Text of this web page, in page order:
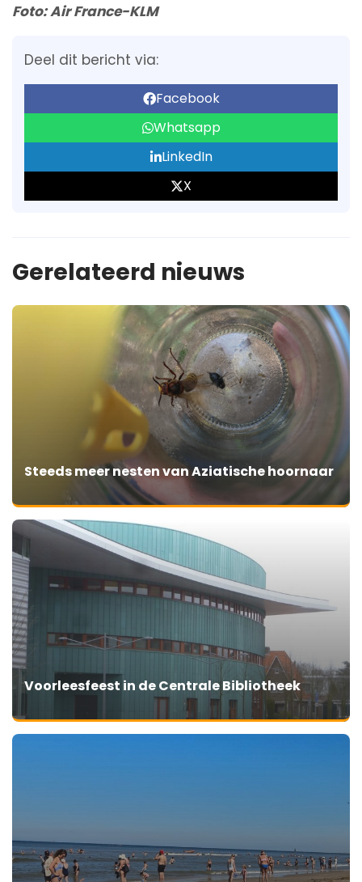
Foto: Air France-KLM
Deel dit bericht via:
Facebook
Whatsapp
LinkedIn
X
Gerelateerd nieuws
Steeds meer nesten van Aziatische hoornaar
Voorleesfeest in de Centrale Bibliotheek